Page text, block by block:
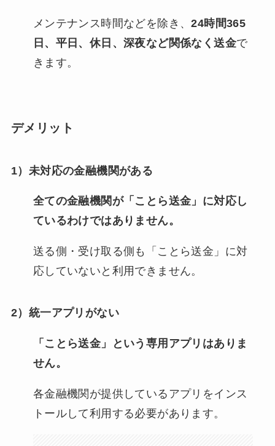
メンテナンス時間などを除き、24時間365
日、平日、休日、深夜など関係なく送金で
きます。
デメリット
1）未対応の金融機関がある
全ての金融機関が「ことら送金」に対応し
ているわけではありません。
送る側・受け取る側も「ことら送金」に対
応していないと利用できません。
2）統一アプリがない
「ことら送金」という専用アプリはありま
せん。
各金融機関が提供しているアプリをインス
トールして利用する必要があります。